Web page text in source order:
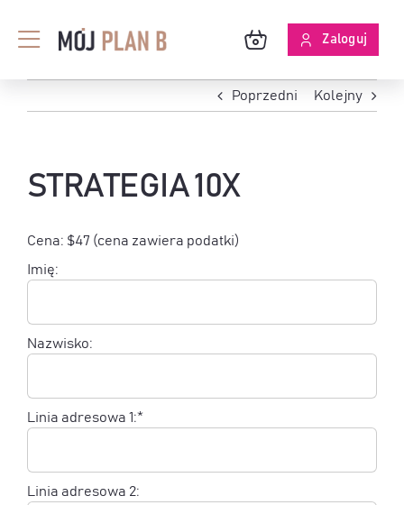
zawartości
Toggle
Navigation
BLOG
Zaloguj
Poprzedni Kolejny
STRATEGIA 10X
Cena: $47 (cena zawiera podatki)
Imię:
Nazwisko:
Linia adresowa 1:*
Linia adresowa 2: